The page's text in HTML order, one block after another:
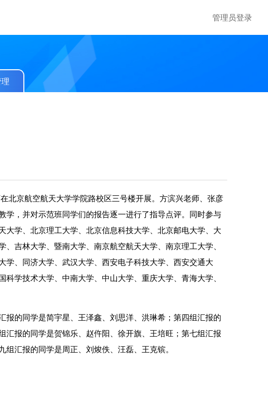
管理员登录
，并对示范班同学们的报告逐一进行了指导点评。同时参与
学、北京理工大学、北京信息科技大学、北京邮电大学、大
吉林大学、暨南大学、南京航空航天大学、南京理工大学、
、同济大学、武汉大学、西安电子科技大学、西安交通大
学技术大学、中南大学、中山大学、重庆大学、青海大学、
报的同学是贺锦乐、赵仵阳、徐开旗、王培旺；第七组汇报
汇报的同学是周正、刘焌佚、汪磊、王克镔。